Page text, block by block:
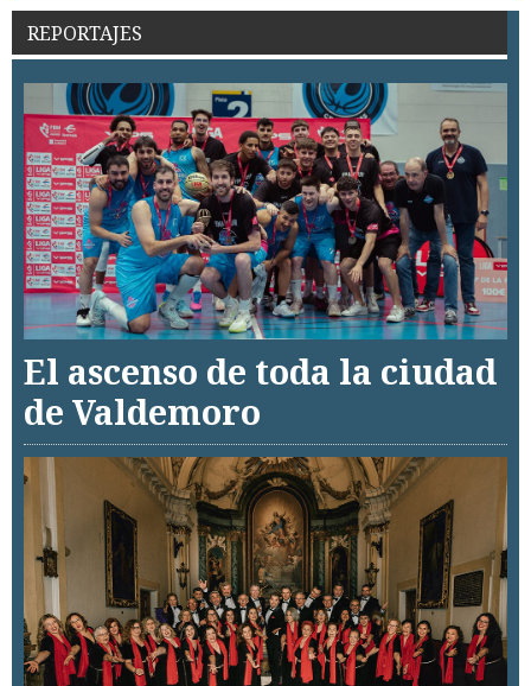
REPORTAJES
El ascenso de toda la ciudad
de Valdemoro